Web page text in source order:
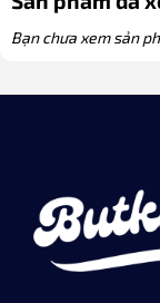
Bạn chưa xem sản